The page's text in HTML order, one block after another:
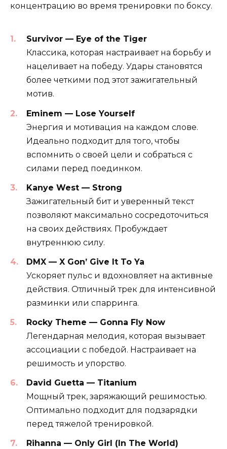
концентрацию во время тренировки по боксу.
Survivor — Eye of the Tiger
Классика, которая настраивает на борьбу и
нацеливает на победу. Удары становятся
более четкими под этот зажигательный
мотив.
Eminem — Lose Yourself
Энергия и мотивация на каждом слове.
Идеально подходит для того, чтобы
вспомнить о своей цели и собраться с
силами перед поединком.
Kanye West — Strong
Зажигательный бит и уверенный текст
позволяют максимально сосредоточиться
на своих действиях. Пробуждает
внутреннюю силу.
DMX — X Gon’ Give It To Ya
Ускоряет пульс и вдохновляет на активные
действия. Отличный трек для интенсивной
разминки или спарринга.
Rocky Theme — Gonna Fly Now
Легендарная мелодия, которая вызывает
ассоциации с победой. Настраивает на
решимость и упорство.
David Guetta — Titanium
Мощный трек, заряжающий решимостью.
Оптимально подходит для подзарядки
перед тяжелой тренировкой.
Rihanna — Only Girl (In The World)